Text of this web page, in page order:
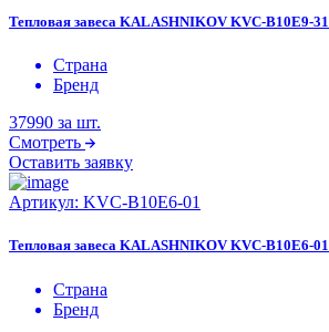
Тепловая завеса KALASHNIKOV KVС-B10E9-31
Страна
Бренд
37990 за шт.
Смотреть
Оставить заявку
Артикул: KVС-B10E6-01
Тепловая завеса KALASHNIKOV KVС-B10E6-01
Страна
Бренд